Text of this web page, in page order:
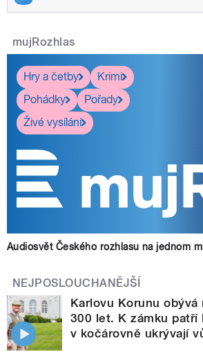
mujRozhlas
Hry a četby
Krimi
Pohádky
Pořady
Živé vysílání
Audiosvět Českého rozhlasu na jednom
NEJPOSLOUCHANĚJŠÍ
Karlovu Korunu
300 let. K zámku patří
v kočárovně ukrývají